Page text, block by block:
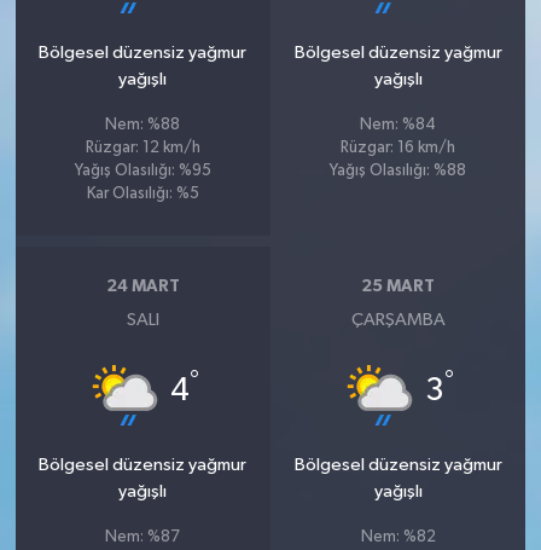
Bölgesel düzensiz yağmur
yağışlı
Nem: %88
Rüzgar: 12 km/h
Yağış Olasılığı: %95
Kar Olasılığı: %5
Bölgesel düzensiz yağmur
yağışlı
Nem: %84
Rüzgar: 16 km/h
Yağış Olasılığı: %88
24 MART
SALI
4°
Bölgesel düzensiz yağmur
yağışlı
Nem: %87
25 MART
ÇARŞAMBA
3°
Bölgesel düzensiz yağmur
yağışlı
Nem: %82